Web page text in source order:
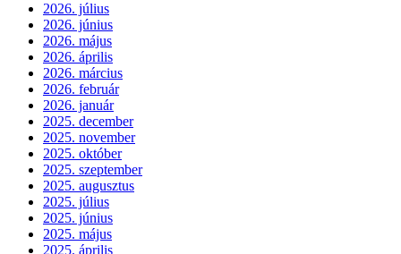
2026. július
2026. június
2026. május
2026. április
2026. március
2026. február
2026. január
2025. december
2025. november
2025. október
2025. szeptember
2025. augusztus
2025. július
2025. június
2025. május
2025. április